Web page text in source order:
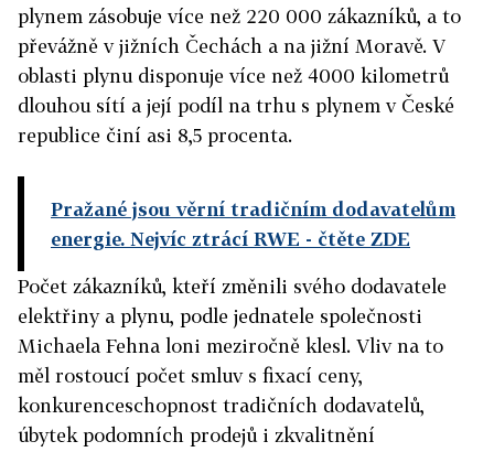
plynem zásobuje více než 220 000 zákazníků, a to
převážně v jižních Čechách a na jižní Moravě. V
oblasti plynu disponuje více než 4000 kilometrů
dlouhou sítí a její podíl na trhu s plynem v České
republice činí asi 8,5 procenta.
Pražané jsou věrní tradičním dodavatelům
energie. Nejvíc ztrácí RWE - čtěte ZDE
Počet zákazníků, kteří změnili svého dodavatele
elektřiny a plynu, podle jednatele společnosti
Michaela Fehna loni meziročně klesl. Vliv na to
měl rostoucí počet smluv s fixací ceny,
konkurenceschopnost tradičních dodavatelů,
úbytek podomních prodejů i zkvalitnění